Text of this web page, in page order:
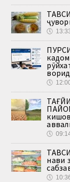
🕔
🕔
🕔
нави
🕔